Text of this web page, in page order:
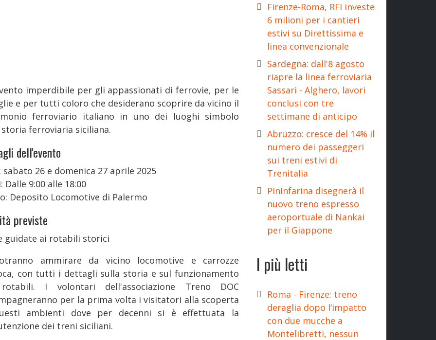
imperdibile per gli appassionati di ferrovie, per le
e per tutti coloro che desiderano scoprire da vicino il
ferroviario italiano in uno dei luoghi simbolo
ferroviaria siciliana.
dell'evento
sabato 26 e domenica 27 aprile 2025
Dalle 9:00 alle 18:00
Deposito Locomotive di Palermo
previste
guidate ai rotabili storici
ammirare da vicino locomotive e carrozze
con tutti i dettagli sulla storia e sul funzionamento
I volontari dell'associazione Treno DOC
per la prima volta i visitatori alla scoperta
ambienti dove per decenni si è effettuata la
dei treni siciliani.
Firenze-Roma, RFI investe
6 milioni per i cantieri
estivi su Direttissima e
linea convenzionale
Sardegna: dall'8 agosto
riapre la linea ferroviaria
Sassari - Alghero, lavori
conclusi con tre
settimane di anticipo
Abruzzo: cresce del 14% il
numero dei passeggeri
sui treni estivi di
Trenitalia
Pininfarina disegnerà il
nuovo treno espresso
aeroportuale di Nankai
per il Giappone
I più letti
Roma - Firenze: treno
deraglia dopo l’impatto
con due mucche a
Montelibretti, nessun